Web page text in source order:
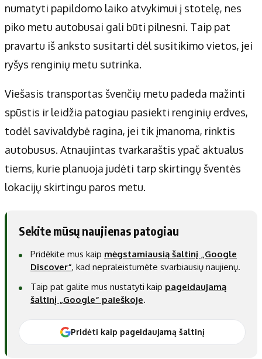
numatyti papildomo laiko atvykimui į stotelę, nes
piko metu autobusai gali būti pilnesni. Taip pat
pravartu iš anksto susitarti dėl susitikimo vietos, jei
ryšys renginių metu sutrinka.
Viešasis transportas švenčių metu padeda mažinti
spūstis ir leidžia patogiau pasiekti renginių erdves,
todėl savivaldybė ragina, jei tik įmanoma, rinktis
autobusus. Atnaujintas tvarkaraštis ypač aktualus
tiems, kurie planuoja judėti tarp skirtingų šventės
lokacijų skirtingu paros metu.
Sekite mūsų naujienas patogiau
Pridėkite mus kaip mėgstamiausią šaltinį „Google
Discover“, kad nepraleistumėte svarbiausių naujienų.
Taip pat galite mus nustatyti kaip pageidaujamą
šaltinį „Google“ paieškoje.
Pridėti kaip pageidaujamą šaltinį